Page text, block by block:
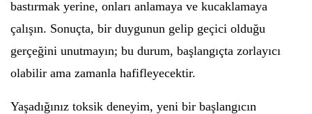
bastırmak yerine, onları anlamaya ve kucaklamaya
çalışın. Sonuçta, bir duygunun gelip geçici olduğu
gerçeğini unutmayın; bu durum, başlangıçta zorlayıcı
olabilir ama zamanla hafifleyecektir.
Yaşadığınız toksik deneyim, yeni bir başlangıcın